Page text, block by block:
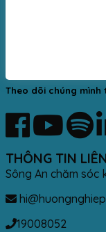
Theo dõi chúng mình
THÔNG TIN
Sông An chăm sóc
19008052